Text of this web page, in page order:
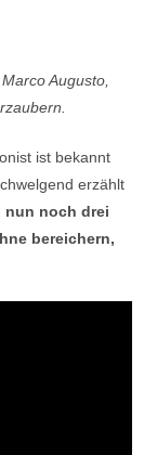
Augusto,
ist bekannt
erzählt
nun noch drei
bereichern,